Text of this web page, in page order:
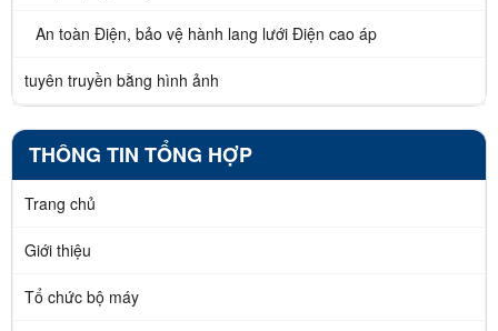
An toàn Điện, bảo vệ hành lang lưới Điện cao áp
tuyên truyền bằng hình ảnh
THÔNG TIN TỔNG HỢP
Trang chủ
Giới thiệu
Tổ chức bộ máy